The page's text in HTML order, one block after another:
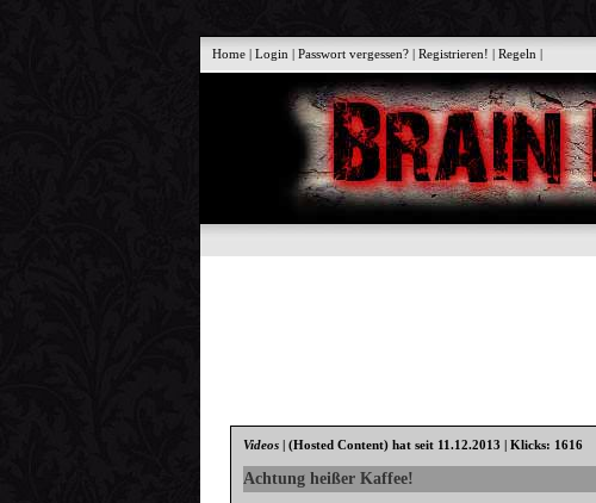
Home |Login |Passwort vergessen? |Registrieren! |Regeln |
Videos |(Hosted Content) hat seit 11.12.2013 | Klicks: 1616
Achtung heißer Kaffee!